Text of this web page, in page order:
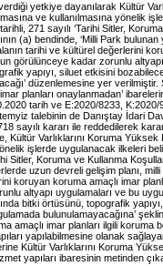
yetkiye dayanılarak Kültür
ve kullanılmasına yönelik
271 sayılı ‘Tarihi Sitler,
(a) bendinde, ‘Milli Park
tarihi ve kültürel değerlerini
görülünceye kadar zorunlu
yapıyı, siluet etkisini
düzenlemesine yer verilmiştir.
planları onaylanmadan’
tarih ve E:2020/8233, K:2020/
talebinin de Danıştay İdari
sayılı kararı ile reddedilerek
Kültür Varlıklarını Koruma Yüksek
işlerde uygulanacak ilkeleri
Sitler, Koruma ve Kullanma
uzun devreli gelişim planı,
koruyan koruma amaçlı imar
altyapı uygulamaları ve bu
bitki örtüsünü, topografik
bulunulamayacağına’
amaçlı imar planları ilgili koruma
yapılabilmesine olanak
Kültür Varlıklarını Koruma
yapıları ibaresinin metinden